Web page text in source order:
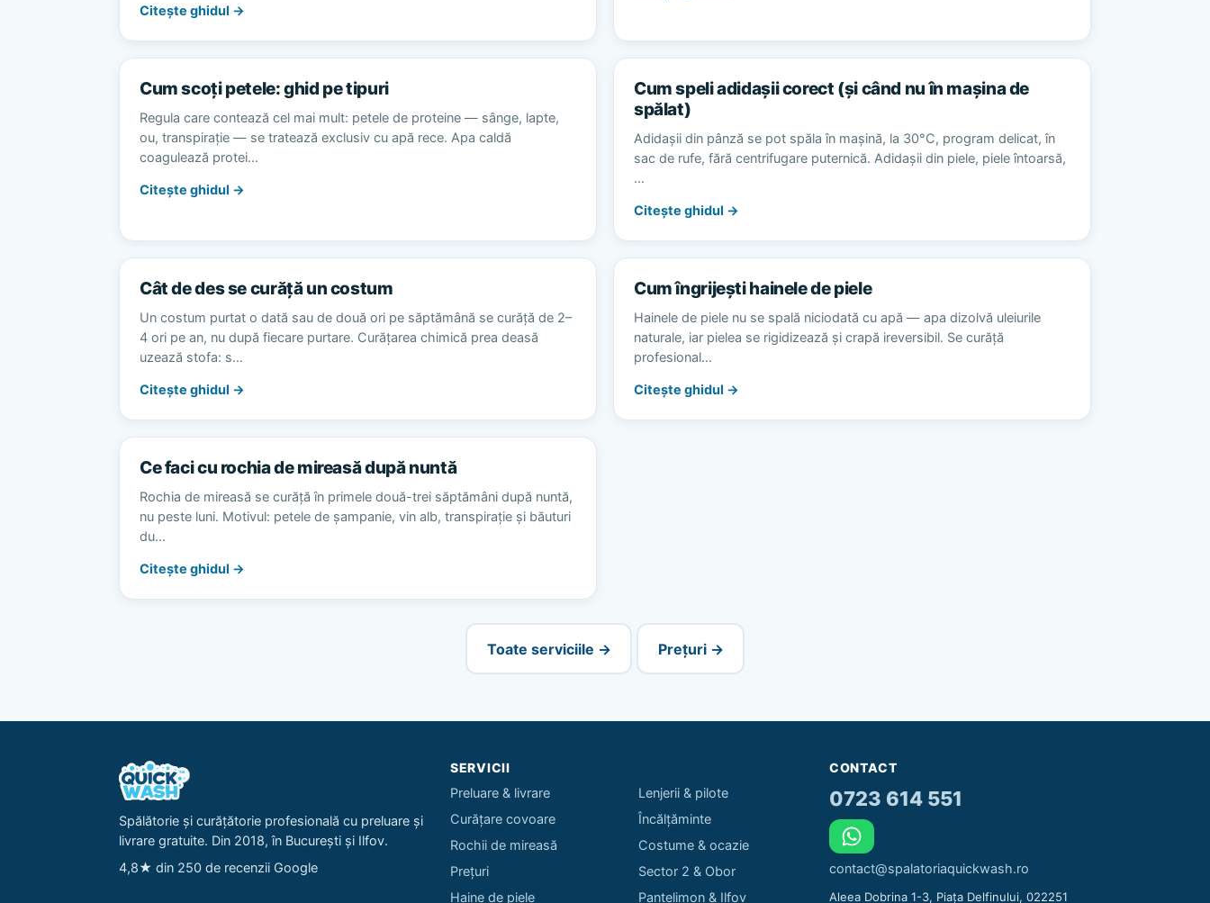
Citește ghidul →
Cum scoți petele: ghid pe tipuri
Regula care contează cel mai mult: petele de proteine — sânge, lapte,
ou, transpirație — se tratează exclusiv cu apă rece. Apa caldă
coagulează protei…
Citește ghidul →
Cum speli adidașii corect (și când nu în mașina de
spălat)
Adidașii din pânză se pot spăla în mașină, la 30°C, program delicat, în
sac de rufe, fără centrifugare puternică. Adidașii din piele, piele întoarsă,
…
Citește ghidul →
Cât de des se curăță un costum
Un costum purtat o dată sau de două ori pe săptămână se curăță de 2–
4 ori pe an, nu după fiecare purtare. Curățarea chimică prea deasă
uzează stofa: s…
Citește ghidul →
Cum îngrijești hainele de piele
Hainele de piele nu se spală niciodată cu apă — apa dizolvă uleiurile
naturale, iar pielea se rigidizează și crapă ireversibil. Se curăță
profesional…
Citește ghidul →
Ce faci cu rochia de mireasă după nuntă
Rochia de mireasă se curăță în primele două-trei săptămâni după nuntă,
nu peste luni. Motivul: petele de șampanie, vin alb, transpirație și băuturi
du…
Citește ghidul →
Toate serviciile → Prețuri →
Spălătorie și curățătorie profesională cu preluare și
livrare gratuite. Din 2018, în București și Ilfov.
4,8★ din 250 de recenzii Google
SERVICII
Preluare & livrare
Curățare covoare
Rochii de mireasă
Prețuri
Haine de piele
Lenjerii & pilote
Încălțăminte
Costume & ocazie
Sector 2 & Obor
Pantelimon & Ilfov
CONTACT
0723 614 551
contact@spalatoriaquickwash.ro
Aleea Dobrina 1-3, Piața Delfinului, 022251